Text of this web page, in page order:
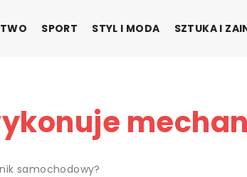
SPORT STYL I MODA SZTUKA I
samochodowy?